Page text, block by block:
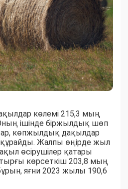
көлемі 215,3 мың
ішінде біржылдық шөп
көпжылдық дақылдар
Жалпы өңірде жыл
өсірушілер қатары
көрсеткіш 203,8 мың
яғни 2023 жылы 190,6